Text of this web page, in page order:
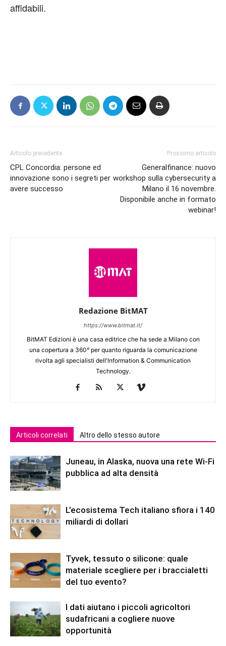
affidabili.
Articolo precedente
CPL Concordia: persone ed
innovazione sono i segreti per
avere successo
Prossimo articolo
Generalfinance: nuovo
workshop sulla cybersecurity a
Milano il 16 novembre.
Disponibile anche in formato
webinar!
Redazione BitMAT
https://www.bitmat.it/
BitMAT Edizioni è una casa editrice che ha sede a Milano con
una copertura a 360° per quanto riguarda la comunicazione
rivolta agli specialisti dell'lnformation & Communication
Technology.
Articoli correlati Altro dello stesso autore
Juneau, in Alaska, nuova una rete Wi-Fi
pubblica ad alta densità
L’ecosistema Tech italiano sfiora i 140
miliardi di dollari
Tyvek, tessuto o silicone: quale
materiale scegliere per i braccialetti
del tuo evento?
I dati aiutano i piccoli agricoltori
sudafricani a cogliere nuove
opportunità